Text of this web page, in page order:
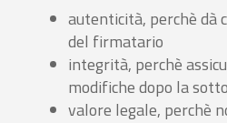
autenticità, perchè dà
del firmatario
integrità, perchè
modifiche dopo la
valore legale, perchè